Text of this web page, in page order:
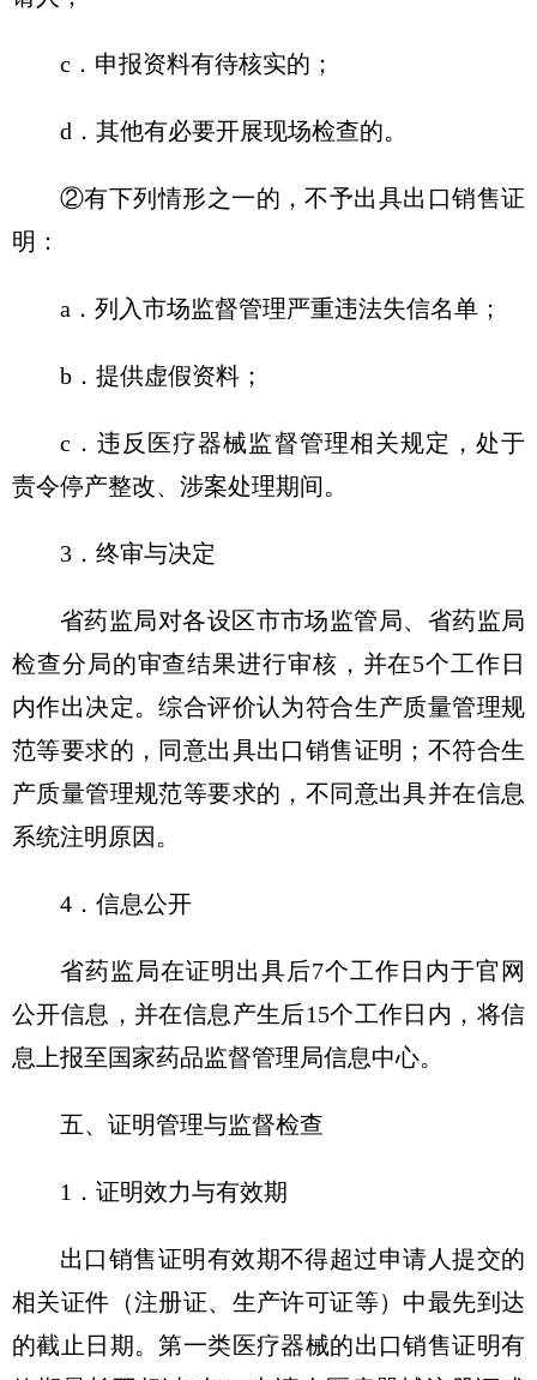
c．申报资料有待核实的；
d．其他有必要开展现场检查的。
②有下列情形之一的，不予出具出口销售证
明：
a．列入市场监督管理严重违法失信名单；
b．提供虚假资料；
c．违反医疗器械监督管理相关规定，处于
责令停产整改、涉案处理期间。
3．终审与决定
省药监局对各设区市市场监管局、省药监局
检查分局的审查结果进行审核，并在5个工作日
内作出决定。综合评价认为符合生产质量管理规
范等要求的，同意出具出口销售证明；不符合生
产质量管理规范等要求的，不同意出具并在信息
系统注明原因。
4．信息公开
省药监局在证明出具后7个工作日内于官网
公开信息，并在信息产生后15个工作日内，将信
息上报至国家药品监督管理局信息中心。
五、证明管理与监督检查
1．证明效力与有效期
出口销售证明有效期不得超过申请人提交的
相关证件（注册证、生产许可证等）中最先到达
的截止日期。第一类医疗器械的出口销售证明有